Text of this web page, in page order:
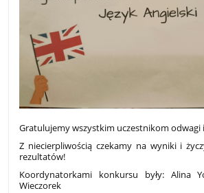
Gratulujemy wszystkim uczestnikom odwagi
Z niecierpliwością czekamy na wyniki i
rezultatów!
Koordynatorkami konkursu były: Alina
Wieczorek